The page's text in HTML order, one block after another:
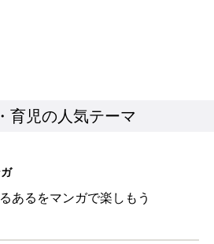
育児の人気テーマ
あるをマンガで楽しもう